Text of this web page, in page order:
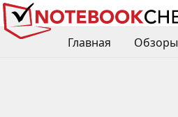
Главная Обзоры